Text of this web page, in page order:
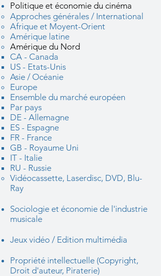
Politique et économie du cinéma
Approches générales / International
Afrique et Moyent-Orient
Amérique latine
Amérique du Nord
CA - Canada
US - Etats-Unis​
Asie / Océanie
Europe
Ensemble du marché européen
Par pays
DE - Allemagne​
ES - Espagne
FR - France
GB - Royaume Uni
IT - Italie
RU - Russie
Vidéocassette, Laserdisc, DVD, Blu-
Ray
Sociologie et économie de l'industrie
musicale
Jeux vidéo / Edition multimédia
Propriété intellectuelle (Copyright,
Droit d'auteur, Piraterie)